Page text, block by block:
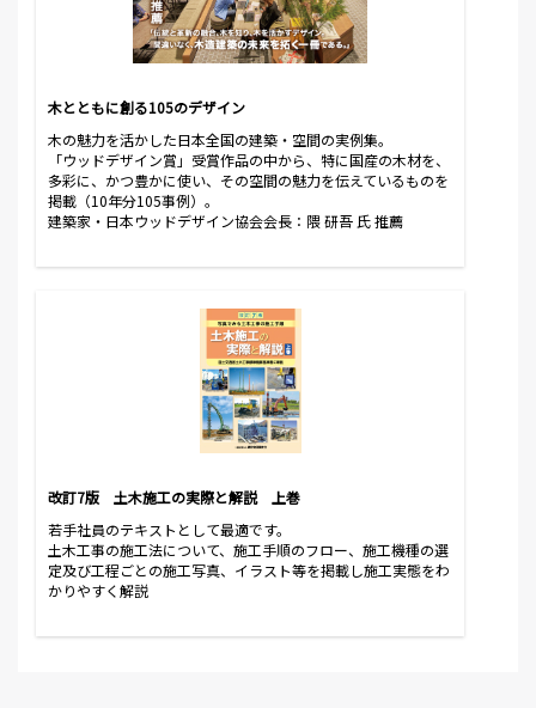
木とともに創る105のデザイン
木の魅力を活かした日本全国の建築・空間の実例集。
「ウッドデザイン賞」受賞作品の中から、特に国産の木材を、
多彩に、かつ豊かに使い、その空間の魅力を伝えているものを
掲載（10年分105事例）。
建築家・日本ウッドデザイン協会会長：隈 研吾 氏 推薦
改訂7版 土木施工の実際と解説 上巻
若手社員のテキストとして最適です。
土木工事の施工法について、施工手順のフロー、施工機種の選
定及び工程ごとの施工写真、イラスト等を掲載し施工実態をわ
かりやすく解説